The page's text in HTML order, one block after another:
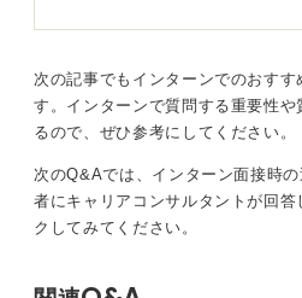
るようになると、面接でも説得
社員の人個人に焦点を当てた質
や価値観を知る絶好の機会です
経験や思いを引き出しやすく、
つながるでしょう。
次の記事でもインターンでのおすす
す。インターンで質問する重要性
るので、ぜひ参考にしてください。
次のQ&Aでは、インターン面接時
者にキャリアコンサルタントが回
クしてみてください。